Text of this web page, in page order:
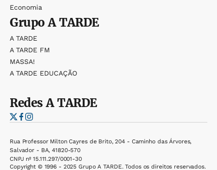
Economia
GrupoA TARDE
A TARDE
A TARDE FM
MASSA!
A TARDE EDUCAÇÃO
RedesA TARDE
Rua Professor Milton Cayres de Brito, 204 - Caminho das Árvores,
Salvador - BA, 41820-570
CNPJ nº 15.111.297/0001-30
Copyright © 1996 - 2025 Grupo A TARDE. Todos os direitos reservados.